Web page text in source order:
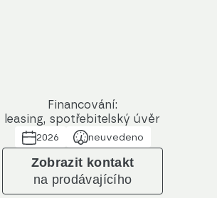
Financování:
leasing, spotřebitelský úvěr
2026 neuvedeno
Zobrazit kontakt
na prodávajícího